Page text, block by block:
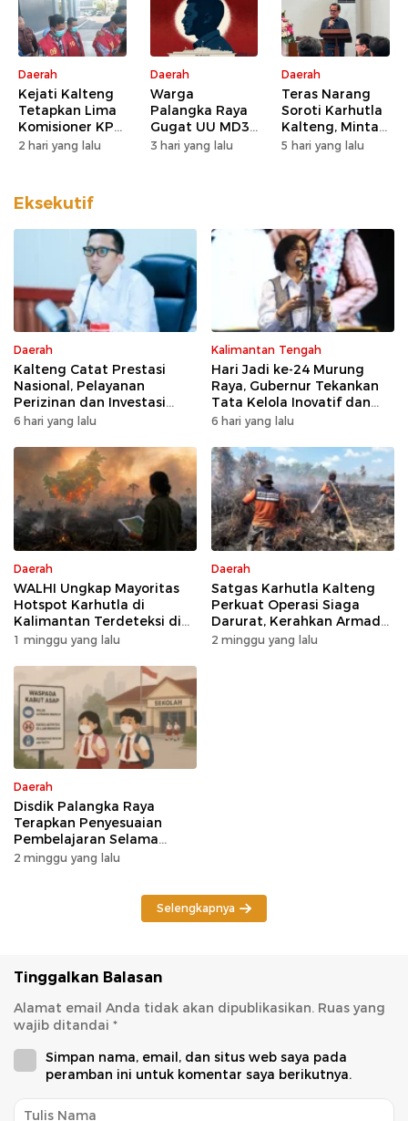
Daerah
Kejati Kalteng
Tetapkan Lima
Komisioner KPU
Kotim sebagai
2 hari yang lalu
Daerah
Warga
Palangka Raya
Gugat UU MD3
dan UU P3 ke
3 hari yang lalu
Daerah
Teras Narang
Soroti Karhutla
Kalteng, Minta
Pengawasan
5 hari yang lalu
Eksekutif
Daerah
Kalteng Catat Prestasi
Nasional, Pelayanan
Perizinan dan Investasi
Raih Predikat Sangat Baik
6 hari yang lalu
Kalimantan Tengah
Hari Jadi ke-24 Murung
Raya, Gubernur Tekankan
Tata Kelola Inovatif dan
Kesiapsiagaan Karhutla
6 hari yang lalu
Daerah
WALHI Ungkap Mayoritas
Hotspot Karhutla di
Kalimantan Terdeteksi di
Area Konsesi
1 minggu yang lalu
Daerah
Satgas Karhutla Kalteng
Perkuat Operasi Siaga
Darurat, Kerahkan Armada
Udara dan Darat
2 minggu yang lalu
Daerah
Disdik Palangka Raya
Terapkan Penyesuaian
Pembelajaran Selama
Potensi Karhutla
2 minggu yang lalu
Selengkapnya
Tinggalkan Balasan
Alamat email Anda tidak akan dipublikasikan. Ruas yang
wajib ditandai *
Simpan nama, email, dan situs web saya pada
peramban ini untuk komentar saya berikutnya.